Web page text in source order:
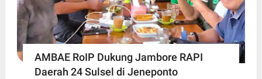
AMBAE RoIP Dukung Jambore RAPI
Daerah 24 Sulsel di Jeneponto